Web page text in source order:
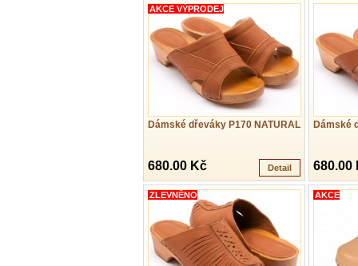
Dámské dřeváky P170 NATURAL
AKCE VÝPRODEJ
680.00 Kč Detail
Dámské
680.00
ZLEVNĚNO AKCE